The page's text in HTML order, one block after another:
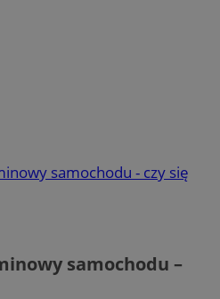
samochodu - czy się
samochodu –